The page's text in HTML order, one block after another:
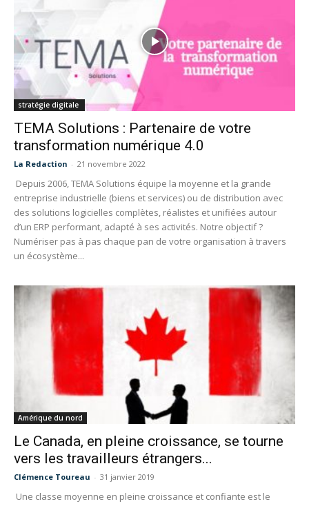
stratégie digitale
TEMA Solutions : Partenaire de votre
transformation numérique 4.0
La Redaction - 21 novembre 2022
Depuis 2006, TEMA Solutions équipe la moyenne et la grande
entreprise industrielle (biens et services) ou de distribution avec
des solutions logicielles complètes, réalistes et unifiées autour
d’un ERP performant, adapté à ses activités. Notre objectif ?
Numériser pas à pas chaque pan de votre organisation à travers
un écosystème...
Amérique du nord
Le Canada, en pleine croissance, se tourne
vers les travailleurs étrangers...
Clémence Toureau - 31 janvier 2019
Une classe moyenne en pleine croissance et confiante est le